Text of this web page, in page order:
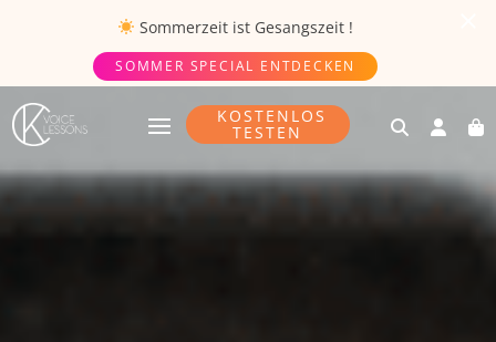
Sommerzeit ist Gesangszeit !
SOMMER SPECIAL ENTDECKEN
KOSTENLOS
TESTEN